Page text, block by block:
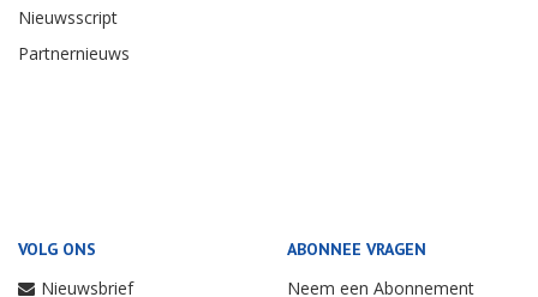
Nieuwsscript
Partnernieuws
VOLG ONS
Nieuwsbrief
ABONNEE VRAGEN
Neem een Abonnement